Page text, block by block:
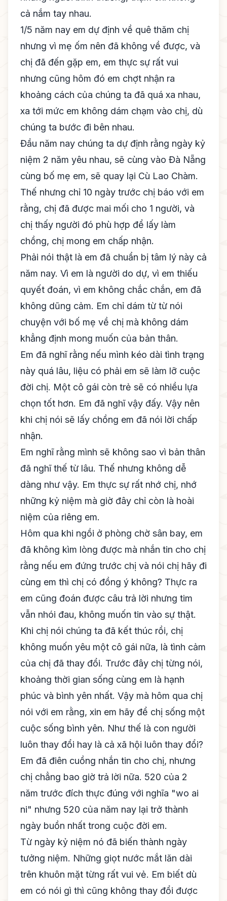
cả nắm tay nhau.
1/5 năm nay em dự định về quê thăm chị
nhưng vì mẹ ốm nên đã không về được, và
chị đã đến gặp em, em thực sự rất vui
nhưng cũng hôm đó em chợt nhận ra
khoảng cách của chúng ta đã quá xa nhau,
xa tới mức em không dám chạm vào chị, dù
chúng ta bước đi bên nhau.
Đầu năm nay chúng ta dự định rằng ngày kỷ
niệm 2 năm yêu nhau, sẽ cùng vào Đà Nẵng
cùng bố mẹ em, sẽ quay lại Cù Lao Chàm.
Thế nhưng chỉ 10 ngày trước chị báo với em
rằng, chị đã được mai mối cho 1 người, và
chị thấy người đó phù hợp để lấy làm
chồng, chị mong em chấp nhận.
Phải nói thật là em đã chuẩn bị tâm lý này cả
năm nay. Vì em là người do dự, vì em thiếu
quyết đoán, vì em không chắc chắn, em đã
không dũng cảm. Em chỉ dám từ từ nói
chuyện với bố mẹ về chị mà không dám
khẳng định mong muốn của bản thân.
Em đã nghĩ rằng nếu mình kéo dài tình trạng
này quá lâu, liệu có phải em sẽ làm lỡ cuộc
đời chị. Một cô gái còn trẻ sẽ có nhiều lựa
chọn tốt hơn. Em đã nghĩ vậy đấy. Vậy nên
khi chị nói sẽ lấy chồng em đã nói lời chấp
nhận.
Em nghĩ rằng mình sẽ không sao vì bản thân
đã nghĩ thế từ lâu. Thế nhưng không dễ
dàng như vậy. Em thực sự rất nhớ chị, nhớ
những kỷ niệm mà giờ đây chỉ còn là hoài
niệm của riêng em.
Hôm qua khi ngồi ở phòng chờ sân bay, em
đã không kìm lòng được mà nhắn tin cho chị
rằng nếu em đứng trước chị và nói chị hãy đi
cùng em thì chị có đồng ý không? Thực ra
em cũng đoán được câu trả lời nhưng tim
vẫn nhói đau, không muốn tin vào sự thật.
Khi chị nói chúng ta đã kết thúc rồi, chị
không muốn yêu một cô gái nữa, là tình cảm
của chị đã thay đổi. Trước đây chị từng nói,
khoảng thời gian sống cùng em là hạnh
phúc và bình yên nhất. Vậy mà hôm qua chị
nói với em rằng, xin em hãy để chị sống một
cuộc sống bình yên. Như thế là con người
luôn thay đổi hay là cả xã hội luôn thay đổi?
Em đã điên cuồng nhắn tin cho chị, nhưng
chị chẳng bao giờ trả lời nữa. 520 của 2
năm trước đích thực đúng với nghĩa "wo ai
ni" nhưng 520 của năm nay lại trở thành
ngày buồn nhất trong cuộc đời em.
Từ ngày kỷ niệm nó đã biến thành ngày
tưởng niệm. Những giọt nước mắt lăn dài
trên khuôn mặt từng rất vui vẻ. Em biết dù
em có nói gì thì cũng không thay đổi được